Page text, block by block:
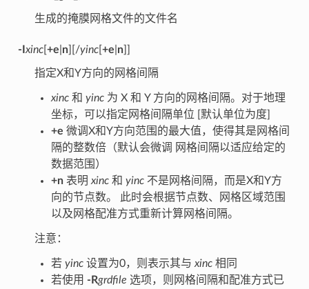
生成的掩膜网格文件的文件名
-Ixinc[ +e n][/yinc[ +e n]]
指定X和Y方向的网格间隔
xinc和 yinc为 X 和 Y 方向的网格间隔。对于地理
坐标，可以指定网格间隔单位 [默认单位为度]
+e 微调X和Y方向范围的最大值，使得其是网格间
隔的整数倍（默认会微调 网格间隔以适应给定的
数据范围）
+n表明xinc和 yinc不是网格间隔，而是X和Y方
向的节点数。 此时会根据节点数、网格区域范围
以及网格配准方式重新计算网格间隔。
注意：
若 yinc设置为0，则表示其与xinc相同
若使用 -Rgrdfile 选项，则网格间隔和配准方式已